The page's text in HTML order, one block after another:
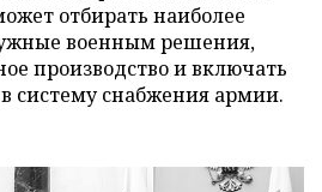
отбирать наиболее
военным решения,
производство и включать
систему снабжения армии.